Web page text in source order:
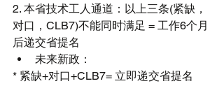
2. 本省技术工人通道：以上三条(紧缺，
对口，CLB7)不能同时满足 = 工作6个月
后递交省提名
未来新政：
* 紧缺+对口+CLB7= 立即递交省提名